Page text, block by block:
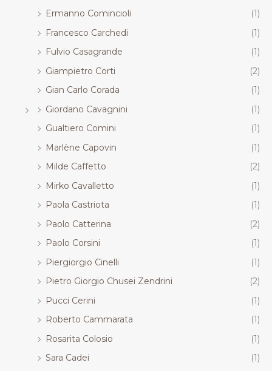
Ermanno Comincioli
(1)
Francesco Carchedi
(1)
Fulvio Casagrande
(1)
Giampietro Corti
(2)
Gian Carlo Corada
(1)
Giordano Cavagnini
(1)
Gualtiero Comini
(1)
Marlène Capovin
(1)
Milde Caffetto
(2)
Mirko Cavalletto
(1)
Paola Castriota
(1)
Paolo Catterina
(2)
Paolo Corsini
(1)
Piergiorgio Cinelli
(1)
Pietro Giorgio Chusei Zendrini
(2)
Pucci Cerini
(1)
Roberto Cammarata
(1)
Rosarita Colosio
(1)
Sara Cadei
(1)